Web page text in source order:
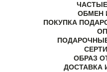
ОБМЕН
ПОКУПКА
ОБРАЗ
ДОСТАВКА